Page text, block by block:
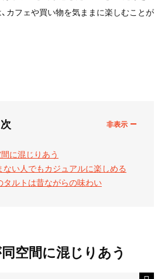
カフェや買い物を気ままに楽しむことが
に混じりあう
い人でもカジュアルに楽しめる
タルトは昔ながらの味わい
空間に混じりあう